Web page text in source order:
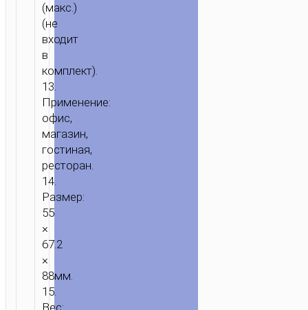
(макс.)
(не
входит
в
комплект).
13.
Применение:
офис,
магазин,
гостиная,
ресторан.
14.
Размер:
55
×
67.2
×
88мм.
15.